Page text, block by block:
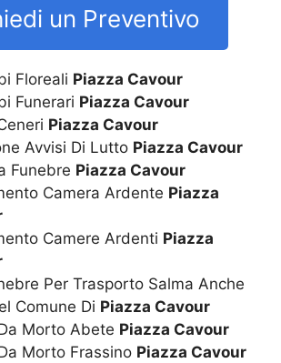
un Preventivo
Floreali Piazza Cavour
Funerari Piazza Cavour
Piazza Cavour
Avvisi Di Lutto Piazza Cavour
Funebre Piazza Cavour
Camera Ardente Piazza
Camere Ardenti Piazza
Per Trasporto Salma Anche
Comune Di Piazza Cavour
Morto Abete Piazza Cavour
Morto Frassino Piazza Cavour